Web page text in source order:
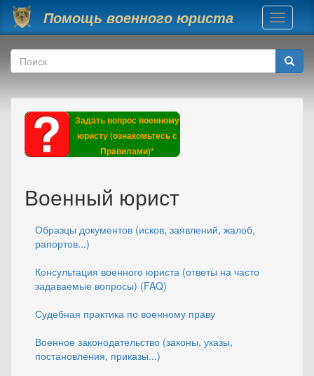
Перейти к основному содержанию
Помощь военного юриста
Toggle
Форма поиска
Поиск
Задать вопрос военному
юристу (ознакомьтесь с
Правилами)*
Военный юрист
Образцы документов (исков, заявлений, жалоб,
рапортов...)
Консультация военного юриста (ответы на часто
задаваемые вопросы) (FAQ)
Судебная практика по военному праву
Военное законодательство (законы, указы,
постановления, приказы...)